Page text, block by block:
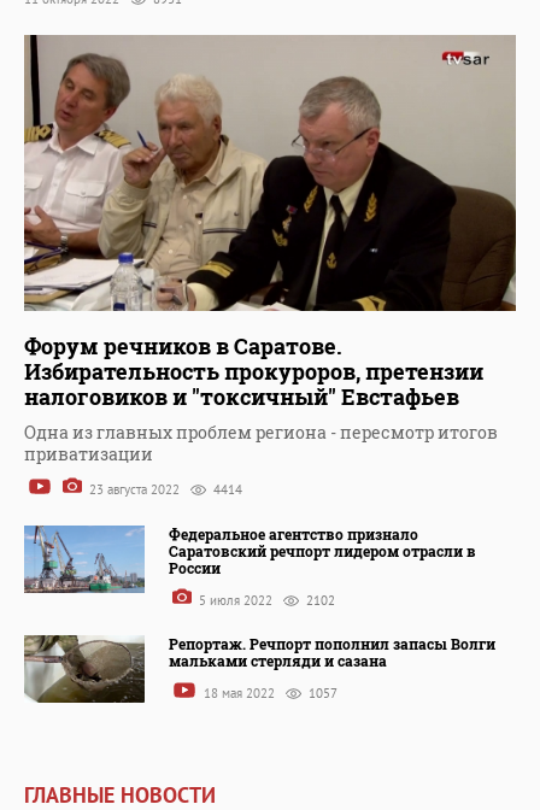
Форум речников в Саратове.
Избирательность прокуроров, претензии
налоговиков и "токсичный" Евстафьев
Одна из главных проблем региона - пересмотр итогов
приватизации
23 августа 2022 4414
Федеральное агентство признало
Саратовский речпорт лидером отрасли в
России
5 июля 2022 2102
Репортаж. Речпорт пополнил запасы Волги
мальками стерляди и сазана
18 мая 2022 1057
ГЛАВНЫЕ НОВОСТИ